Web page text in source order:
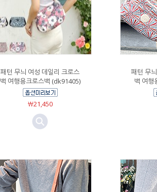
패턴 무늬 여성 데일리 크로스
백 여행용크로스백 (dk91405)
￦21,450
패턴 무
백 여행